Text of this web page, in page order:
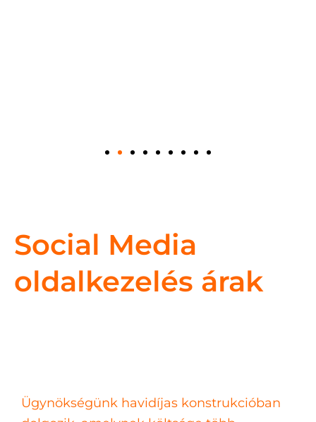
Social Media
oldalkezelés árak
Ügynökségünk havidíjas konstrukcióban